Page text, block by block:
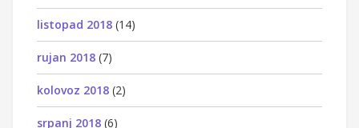
listopad 2018 (14)
rujan 2018 (7)
kolovoz 2018 (2)
srpanj 2018 (6)